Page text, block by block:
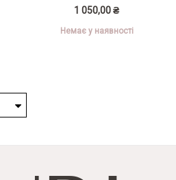
1 050,00 ₴
Немає у наявності